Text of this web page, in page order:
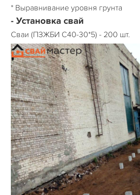
ТЕХНОЛОГИЯ
ОНЛАЙН КАЛЬКУЛЯТОР
НАШИ РАБОТЫ
НАШИ ПРОЕКТЫ
ЦЕНЫ
ОТЗЫВЫ
КОНТАКТЫ
* Выравнивание уровня грунта
- Установка свай
Сваи (ПЗЖБИ С40-30*5) - 200 шт.